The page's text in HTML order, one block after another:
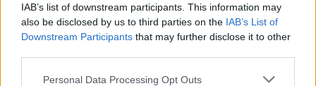
IAB’s list of downstream participants. This information may
also be disclosed by us to third parties on the IAB’s List of
Downstream Participants that may further disclose it to other
Please note that this website/app uses one or more Google
Personal Data Processing Opt Outs
Μετά την απολογία της